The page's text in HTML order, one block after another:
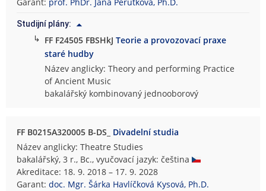
Garant: prof. PhDr. Jana Perutková, Ph.D.
Studijní plány:
↳ FF F24505 FBSHkJTeorie a provozovací praxe
staré hudby
Název anglicky: Theory and performing Practice
of Ancient Music
bakalářský kombinovaný jednooborový
FF B0215A320005 B-DS_ Divadelní studia
Název anglicky: Theatre Studies
bakalářský, 3 r., Bc., vyučovací jazyk: čeština
Akreditace: 18. 9. 2018 – 17. 9. 2028
Garant:doc. Mgr. Šárka Havlíčková Kysová, Ph.D.